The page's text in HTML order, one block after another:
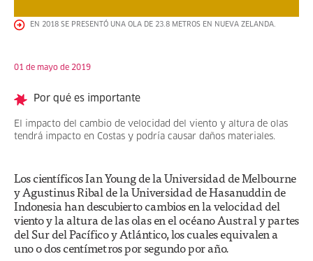
EN 2018 SE PRESENTÓ UNA OLA DE 23.8 METROS EN NUEVA ZELANDA.
01 de mayo de 2019
Por qué es importante
El impacto del cambio de velocidad del viento y altura de olas
tendrá impacto en Costas y podría causar daños materiales.
Los científicos Ian Young de la Universidad de Melbourne
y Agustinus Ribal de la Universidad de Hasanuddin de
Indonesia han descubierto cambios en la velocidad del
viento y la altura de las olas en el océano Austral y partes
del Sur del Pacífico y Atlántico, los cuales equivalen a
uno o dos centímetros por segundo por año.